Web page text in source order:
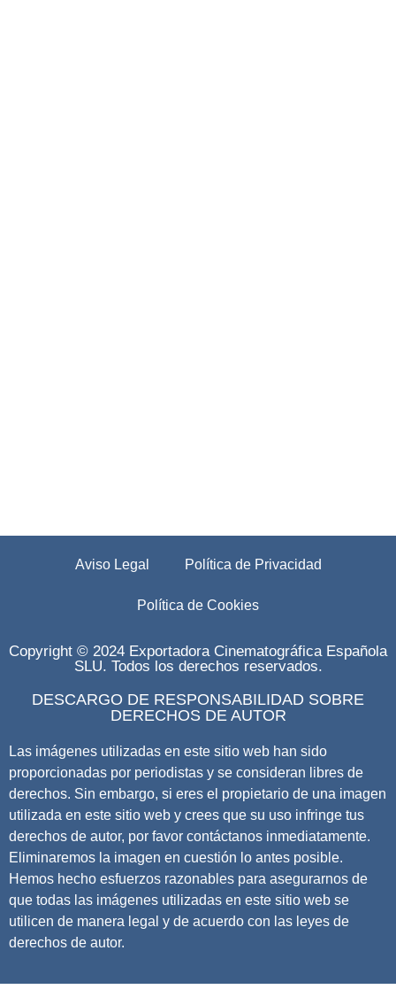
Aviso Legal Política de Privacidad
Política de Cookies
Copyright © 2024 Exportadora Cinematográfica Española
SLU. Todos los derechos reservados.
DESCARGO DE RESPONSABILIDAD SOBRE
DERECHOS DE AUTOR
Las imágenes utilizadas en este sitio web han sido
proporcionadas por periodistas y se consideran libres de
derechos. Sin embargo, si eres el propietario de una imagen
utilizada en este sitio web y crees que su uso infringe tus
derechos de autor, por favor contáctanos inmediatamente.
Eliminaremos la imagen en cuestión lo antes posible.
Hemos hecho esfuerzos razonables para asegurarnos de
que todas las imágenes utilizadas en este sitio web se
utilicen de manera legal y de acuerdo con las leyes de
derechos de autor.